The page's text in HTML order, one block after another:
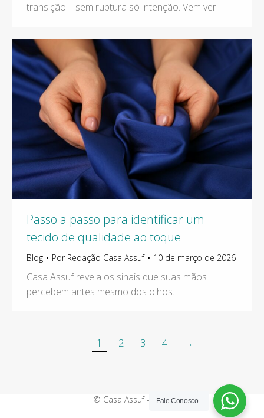
transição – sem ruptura só intenção. Vem ver!
Passo a passo para identificar um
tecido de qualidade ao toque
Blog Por Redação Casa Assuf 10 de março de 2026
Casa Assuf revela os sinais que suas mãos
percebem antes mesmo dos olhos.
1 2 3 4 →
© Casa Assuf - 2019Fale Conosco